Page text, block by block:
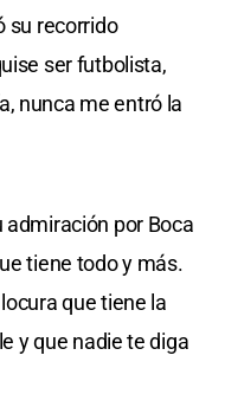
su recorrido
ser futbolista,
nunca me entró la
admiración por Boca
tiene todo y más.
que tiene la
y que nadie te diga